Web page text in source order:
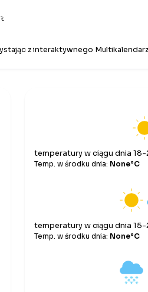
z interaktywnego
temperatury w ciągu dnia
Temp. w środku dnia: None°C
temperatury w ciągu dnia
Temp. w środku dnia: None°C